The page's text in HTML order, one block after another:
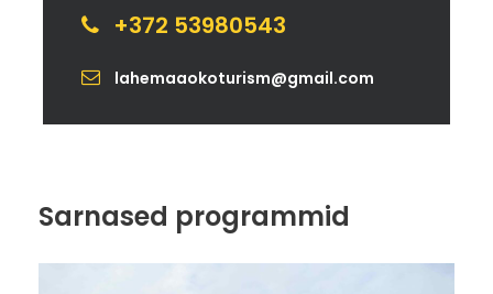
+372 53980543
lahemaaokoturism@gmail.com
Sarnased programmid